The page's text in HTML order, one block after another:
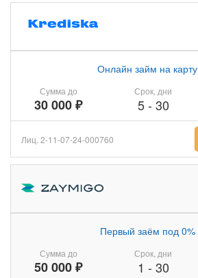
Сумма до
30 000 ₽
Онлайн займ на карту
Срок, дни
5- 30
Лиц. 2-11-07-24-000760
Сумма до
50 000 ₽
Первый заём под 0%
Срок, дни
1 - 30